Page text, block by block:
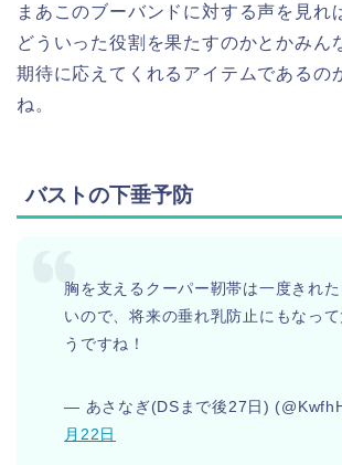
まあこのブーバンドに対する声を見れ
どういった役割を果たすのかとかみん
期待に応えてくれるアイテムであるの
ね。
バストの下垂予防
胸を支えるクーパー靭帯は一度きれ
いので、将来の垂れ乳防止にもなっ
うですね！
— あさなぎ(DSまで後27日)
月22日